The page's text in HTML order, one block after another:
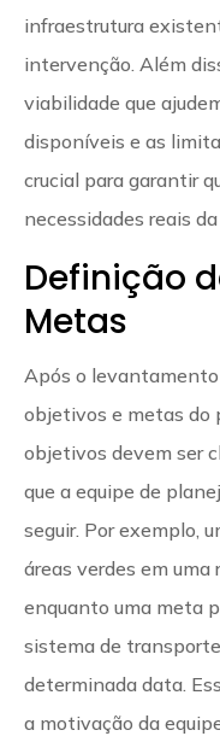
infraestrutura
intervenção. Além
viabilidade que
disponíveis e as
crucial para garantir
necessidades reais
Definição
Metas
Após o
objetivos e metas do
objetivos devem ser
que a equipe de
seguir. Por exemplo,
áreas verdes em uma
enquanto uma meta
sistema de
determinada data.
a motivação da